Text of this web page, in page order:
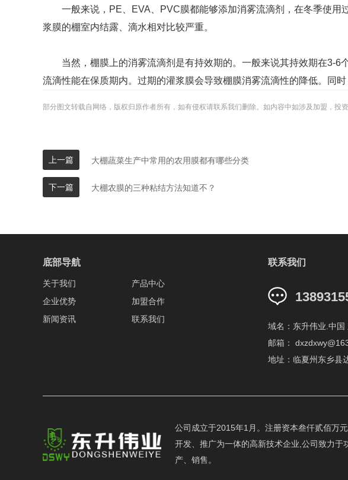
一般来说，PE、EVA、PVC膜都能够添加消雾流滴剂，在冬季使用
浆膜的棚室内结露、滴水相对比较严重。
当然，棚膜上的消雾流滴剂是有持效期的。一般来说其持效期在3-6
流滴性能在保质期内。过期的灌浆膜会导致棚膜消雾流滴性的降低。同
部分图文转载自网络，版权归原作者所有，如有侵权请联系我们删除。如内容中如涉及加盟，投
上一篇 大棚蔬菜生产中常用的农用膜都有哪些分类
下一篇 大棚农膜的三种粘结方法知道不？
底部导航
关于我们
产品中心
企业优势
加盟合作
新闻资讯
联系我们
联系我们
域名：东升伟业.中国
邮箱：
地址：临夏州东乡县
公司成立于2015年1月。注册资本叁仟贰佰万
开发、推广为一体的高新技术企业,公司致力于
产、销售。